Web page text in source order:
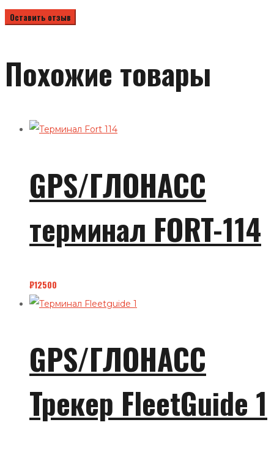
Похожие товары
GPS/ГЛОНАСС
терминал FORT-114
₽12500
GPS/ГЛОНАСС
Трекер FleetGuide 1